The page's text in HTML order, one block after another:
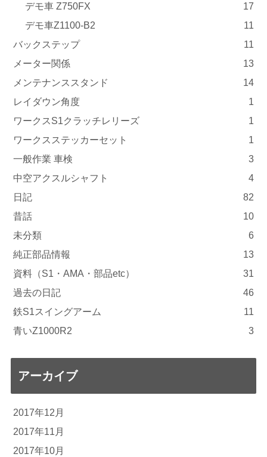
デモ車 Z750FX
17
デモ車Z1100-B2
11
バックステップ
11
メーター関係
13
メンテナンススタンド
14
レイダウン角度
1
ワークスS1クラッチレリーズ
1
ワークスステッカーセット
1
一般作業 車検
3
中空アクスルシャフト
4
日記
82
昔話
10
未分類
6
純正部品情報
13
資料（S1・AMA・部品etc）
31
過去の日記
46
鉄S1スイングアーム
11
青いZ1000R2
3
アーカイブ
2017年12月
2017年11月
2017年10月